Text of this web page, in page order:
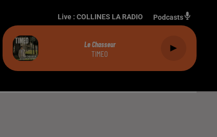
Live : COLLINES LA RADIO Podcasts
Le Chasseur
TIMEO